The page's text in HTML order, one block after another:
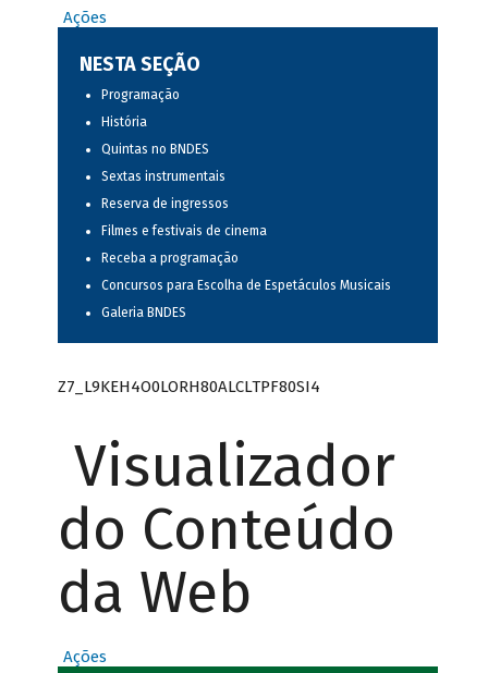
Ações
NESTA SEÇÃO
Programação
História
Quintas no BNDES
Sextas instrumentais
Reserva de ingressos
Filmes e festivais de cinema
Receba a programação
Concursos para Escolha de Espetáculos Musicais
Galeria BNDES
Z7_L9KEH4O0LORH80ALCLTPF80SI4
Visualizador
do Conteúdo
da Web
Ações